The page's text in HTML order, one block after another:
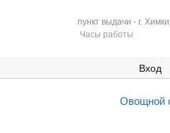
пункт выдачи - г.
Часы работы
Вход
Овощной